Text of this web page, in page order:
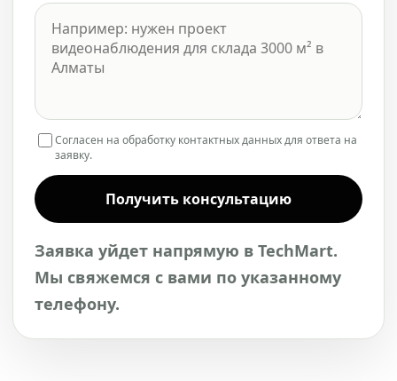
Согласен на обработку контактных данных для ответа на
заявку.
Получить консультацию
Заявка уйдет напрямую в TechMart.
Мы свяжемся с вами по указанному
телефону.